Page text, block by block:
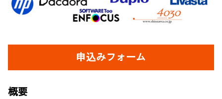
ワークステーション
タグ一覧
申込みフォーム
概要